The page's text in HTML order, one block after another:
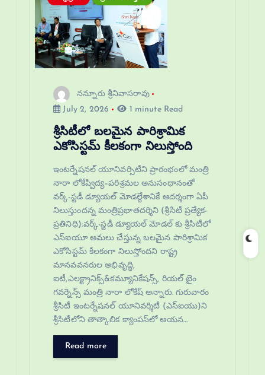
నన్నూరు శ్రీనివాసరావు
July 2, 2026
1 minute Read
శ్రీసిటీలో బలమైన పారిశ్రామిక
ఎకోసిస్టమ్ కీలకంగా నిలుస్తోంది
ఇంటర్నేషనల్ యూనివర్సిటీని ప్రారంభంలో మంత్రి
నారా లోకేష్విద్య–పరిశ్రమల అనుసంధానంతో
వర్క్-స్టడీ డ్యూయల్ మోడల్దేశానికే ఆదర్శంగా ఏపీ
నిలుస్తుందన్న మంత్రిప్రభాతదర్శిని (శ్రీసిటీ ప్రత్యేక-
ప్రతినిధి):వర్క్-స్టడీ డ్యూయల్ మోడల్ కు శ్రీసిటీలో
ఎస్‌ఐయూ అమలు చేస్తున్న బలమైన పారిశ్రామిక
ఎకోసిస్టమ్ కీలకంగా నిలుస్తోందని రాష్ట్ర
మానవవనరుల అభివృద్ధి,
ఐటీ,ఎలక్ట్రానిక్స్&కమ్యూనికేషన్స్, రియల్ టైం
గవర్నెన్స్ మంత్రి నారా లోకేష్ అన్నారు. గురువారం
శ్రీసిటీ ఇంటర్నేషనల్ యూనివర్శిటీ (ఎస్ఐయు)ని
శ్రీసిటీలోని తాత్కాలిక క్యాంపస్‌లో ఆయన…
Read more